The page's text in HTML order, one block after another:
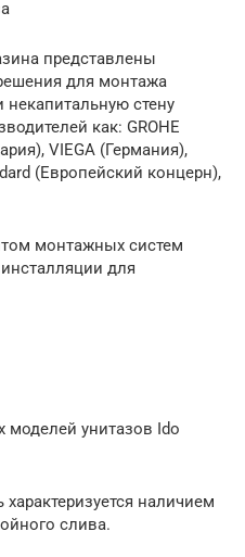
представлены
для монтажа
некапитальную стену
как: GROHE
VIEGA (Германия),
(Европейский концерн),
монтажных систем
для
моделей унитазов Ido
наличием
слива.